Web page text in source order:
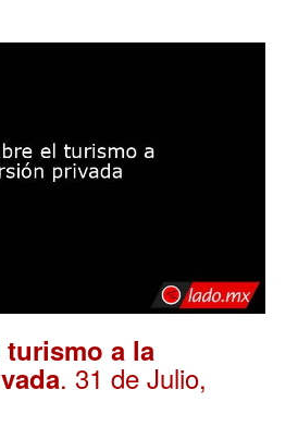
turismo a la
. 31 de Julio,